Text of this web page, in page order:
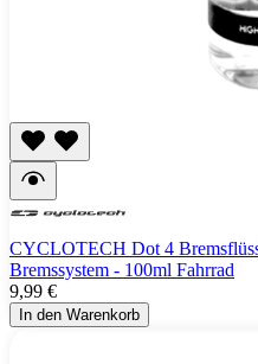
CYCLOTECH Dot 4
Bremssystem - 100ml Fahrrad
9,99 €
In den Warenkorb